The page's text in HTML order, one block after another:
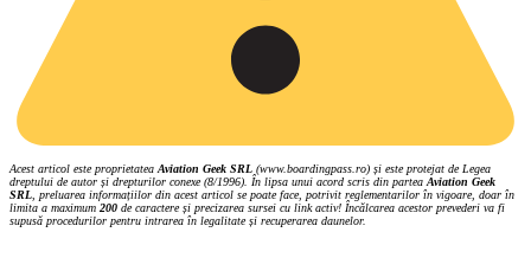
Acest articol este proprietatea Aviation Geek SRL (www.boardingpass.ro) și este protejat de Legea
dreptului de autor și drepturilor conexe (8/1996). În lipsa unui acord scris din partea Aviation Geek
SRL , preluarea informațiilor din acest articol se poate face, potrivit reglementarilor în vigoare, doar în
limita a maximum 200 de caractere și precizarea sursei cu link activ! Încălcarea acestor prevederi va fi
supusă procedurilor pentru intrarea în legalitate și recuperarea daunelor.